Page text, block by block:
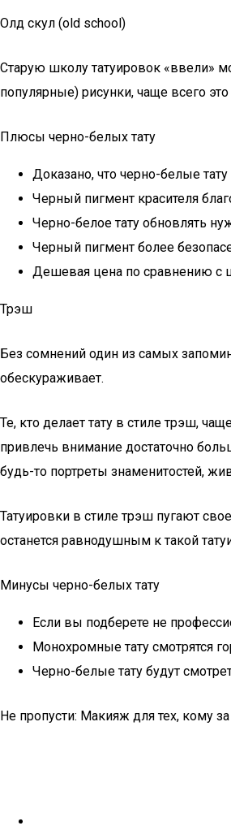
Олд скул (old school)
Старую школу татуировок «ввели»
популярные) рисунки, чаще всего
Плюсы черно-белых тату
Доказано, что черно-белые
Черный пигмент красителя
Черно-белое тату обновлять
Черный пигмент более
Дешевая цена по сравнению с
Трэш
Без сомнений один из самых
обескураживает.
Те, кто делает тату в стиле трэш,
привлечь внимание достаточно
будь-то портреты знаменитостей,
Татуировки в стиле трэш пугают
останется равнодушным к такой
Минусы черно-белых тату
Если вы подберете не
Монохромные тату смотрятся
Черно-белые тату будут
Не пропусти: Макияж для тех, кому